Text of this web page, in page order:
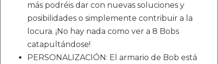
más podréis dar con nuevas soluciones y
posibilidades o simplemente contribuir a la
locura. ¡No hay nada como ver a 8 Bobs
catapultándose!
PERSONALIZACIÓN: El armario de Bob está